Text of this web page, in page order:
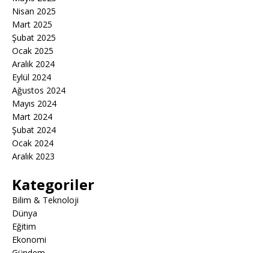
Nisan 2025
Mart 2025
Şubat 2025
Ocak 2025
Aralık 2024
Eylül 2024
Ağustos 2024
Mayıs 2024
Mart 2024
Şubat 2024
Ocak 2024
Aralık 2023
Kategoriler
Bilim & Teknoloji
Dünya
Eğitim
Ekonomi